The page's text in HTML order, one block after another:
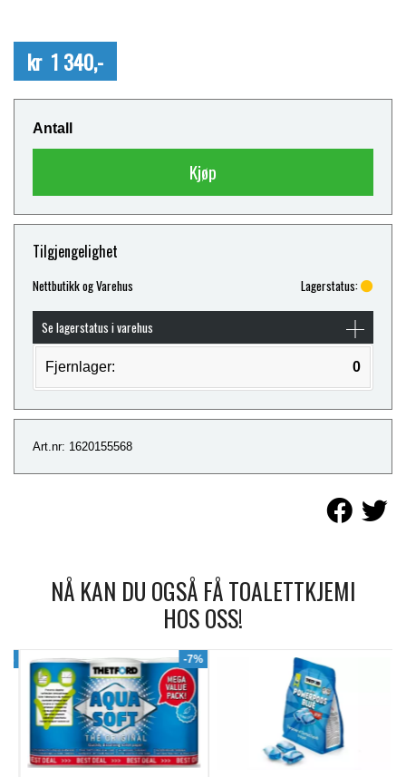
kr 1 340,-
Antall
Kjøp
Tilgjengelighet
Nettbutikk og Varehus Lagerstatus:
Se lagerstatus i varehus
Fjernlager: 0
Art.nr: 1620155568
NÅ KAN DU OGSÅ FÅ TOALETTKJEMI
HOS OSS!
-7%